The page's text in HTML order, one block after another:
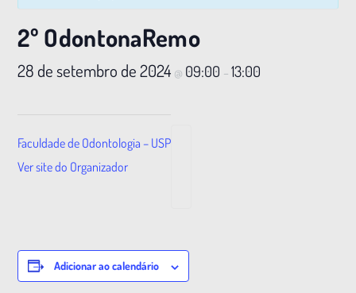
2º OdontonaRemo
28 de setembro de 2024 @ 09:00 –13:00
Faculdade de Odontologia – USP
Ver site do Organizador
Adicionar ao calendário